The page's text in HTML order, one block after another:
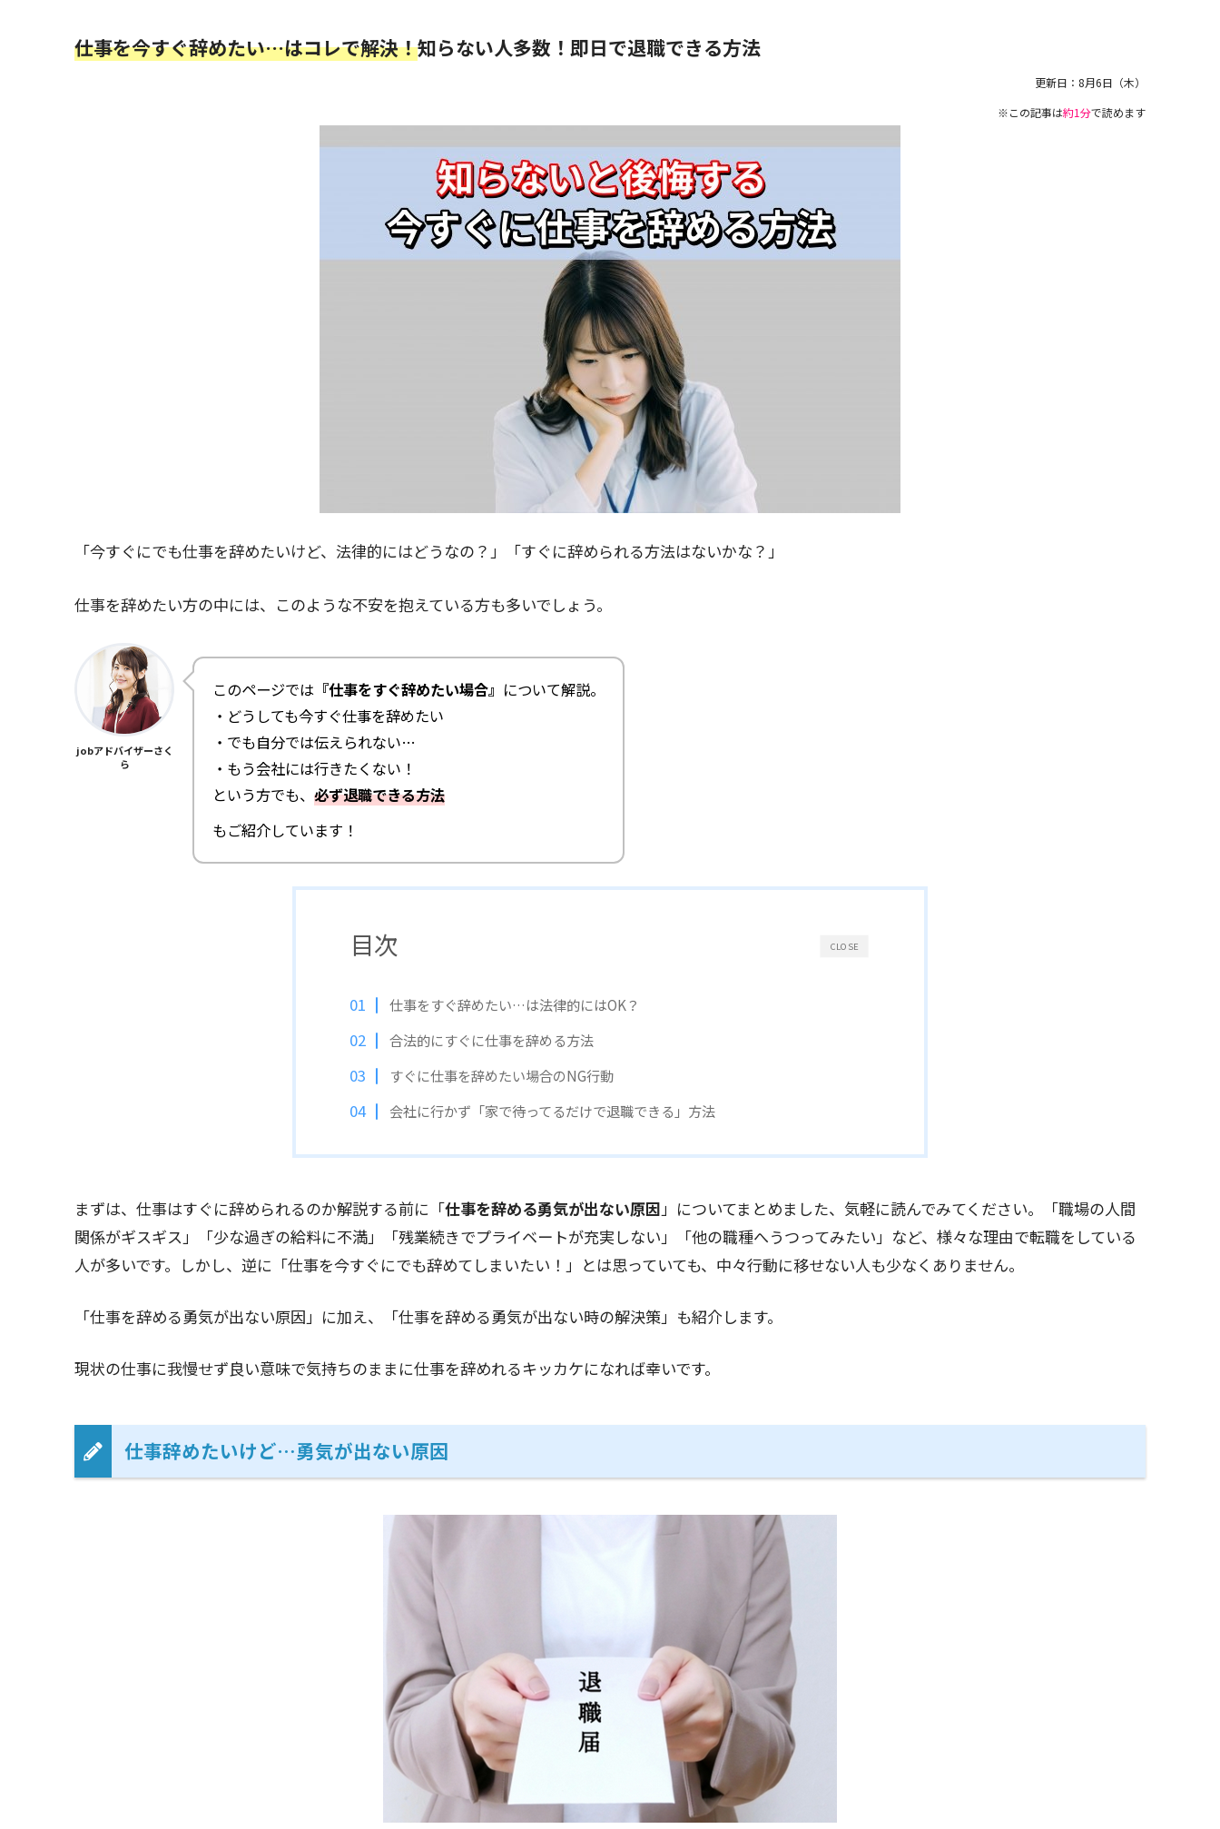
仕事を今すぐ辞めたい…はコレで解決！知らない人多数！即日で退職できる方法
更新日： 8月6日（木）
※この記事は約1分で読めます
「今すぐにでも仕事を辞めたいけど、法律的にはどうなの？」「すぐに辞められる方法はないかな？」
仕事を辞めたい方の中には、このような不安を抱えている方も多いでしょう。
jobアドバイザーさく
ら
このページでは 『仕事をすぐ辞めたい場合』 について解説。
・どうしても今すぐ仕事を辞めたい
・でも自分では伝えられない…
・もう会社には行きたくない！
という方でも、 必ず退職できる方法
もご紹介しています！
CLOSE
目次
仕事をすぐ辞めたい…は法律的にはOK？
合法的にすぐに仕事を辞める方法
すぐに仕事を辞めたい場合のNG行動
会社に行かず「家で待ってるだけで退職できる」方法
まずは、仕事はすぐに辞められるのか解説する前に「仕事を辞める勇気が出ない原因」についてまとめました、気軽に読んでみてください。「職場の人間
関係がギスギス」「少な過ぎの給料に不満」「残業続きでプライベートが充実しない」「他の職種へうつってみたい」など、様々な理由で転職をしている
人が多いです。しかし、逆に「仕事を今すぐにでも辞めてしまいたい！」とは思っていても、中々行動に移せない人も少なくありません。
「仕事を辞める勇気が出ない原因」に加え、「仕事を辞める勇気が出ない時の解決策」も紹介します。
現状の仕事に我慢せず良い意味で気持ちのままに仕事を辞めれるキッカケになれば幸いです。
仕事辞めたいけど…勇気が出ない原因